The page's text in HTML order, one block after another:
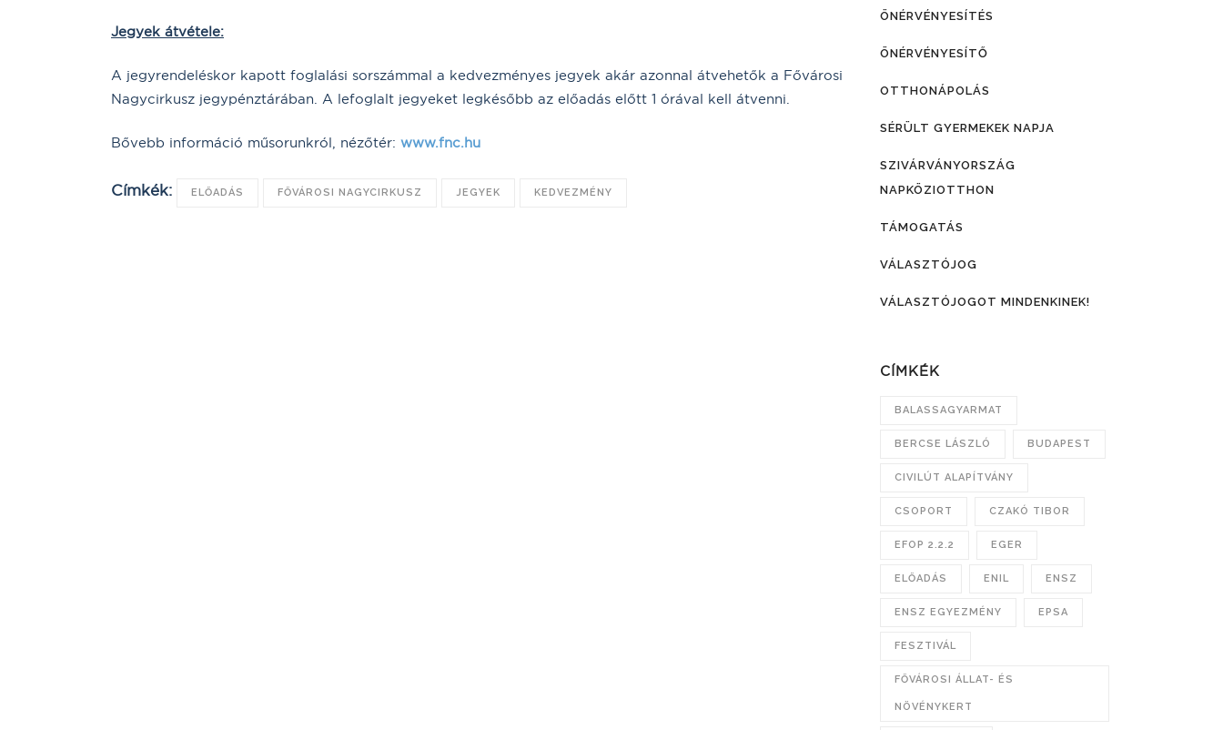
Jegyek átvétele:
A jegyrendeléskor kapott foglalási sorszámmal a kedvezményes jegyek akár azonnal átvehetők a Fővárosi
Nagycirkusz jegypénztárában. A lefoglalt jegyeket legkésőbb az előadás előtt 1 órával kell átvenni.
Bővebb információ műsorunkról, nézőtér: www.fnc.hu
Címkék: ELŐADÁS FŐVÁROSI NAGYCIRKUSZ JEGYEK KEDVEZMÉNY
ÖNÉRVÉNYESÍTÉS
ÖNÉRVÉNYESÍTŐ
OTTHONÁPOLÁS
SÉRÜLT GYERMEKEK NAPJA
SZIVÁRVÁNYORSZÁG
NAPKÖZIOTTHON
TÁMOGATÁS
VÁLASZTÓJOG
VÁLASZTÓJOGOT MINDENKINEK!
CÍMKÉK
BALASSAGYARMAT
BERCSE LÁSZLÓ BUDAPEST
CIVILÚT ALAPÍTVÁNY
CSOPORT CZAKÓ TIBOR
EFOP 2.2.2 EGER
ELŐADÁS ENIL ENSZ
ENSZ EGYEZMÉNY EPSA
FESZTIVÁL
FŐVÁROSI ÁLLAT- ÉS
NÖVÉNYKERT